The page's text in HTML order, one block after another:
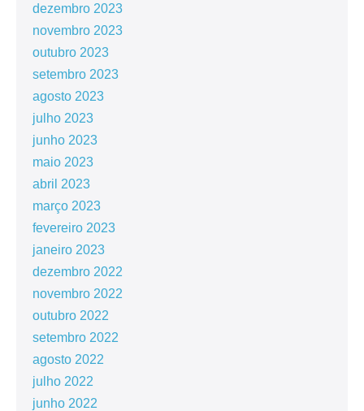
dezembro 2023
novembro 2023
outubro 2023
setembro 2023
agosto 2023
julho 2023
junho 2023
maio 2023
abril 2023
março 2023
fevereiro 2023
janeiro 2023
dezembro 2022
novembro 2022
outubro 2022
setembro 2022
agosto 2022
julho 2022
junho 2022